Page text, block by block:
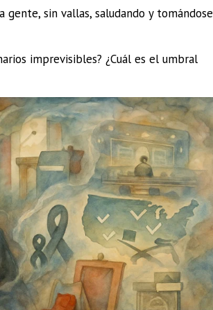
sin vallas, saludando y tomándose
imprevisibles? ¿Cuál es el umbral